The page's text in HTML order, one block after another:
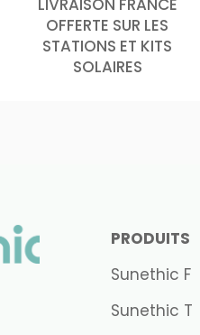
LIVRAISON FRANCE
OFFERTE SUR LES
STATIONS ET KITS
SOLAIRES
PRODUITS
Sunethic F
Sunethic T